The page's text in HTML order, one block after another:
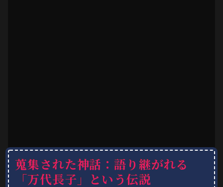
蒐集された神話：語り継がれる
「万代長子」という伝説